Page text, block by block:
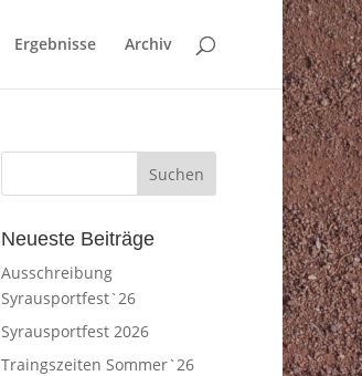
Ergebnisse Archiv
Neueste Beiträge
Ausschreibung
Syrausportfest`26
Syrausportfest 2026
Traingszeiten Sommer`26